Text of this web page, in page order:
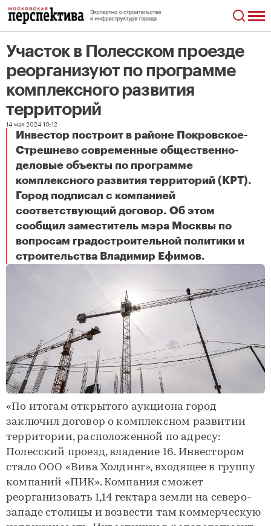
Участок в Полесском проезде
реорганизуют по программе
комплексного развития
территорий
14 мая 2024 10:12
Инвестор построит в районе Покровское-
Стрешнево современные общественно-
деловые объекты по программе
комплексного развития территорий (КРТ).
Город подписал с компанией
соответствующий договор. Об этом
сообщил заместитель мэра Москвы по
вопросам градостроительной политики и
строительства Владимир Ефимов.
«По итогам открытого аукциона город
заключил договор о комплексном развитии
территории, расположенной по адресу:
Полесский проезд, владение 16. Инвестором
стало ООО «Вива Холдинг», входящее в группу
компаний «ПИК». Компания сможет
реорганизовать 1,14 гектара земли на северо-
западе столицы и возвести там коммерческую